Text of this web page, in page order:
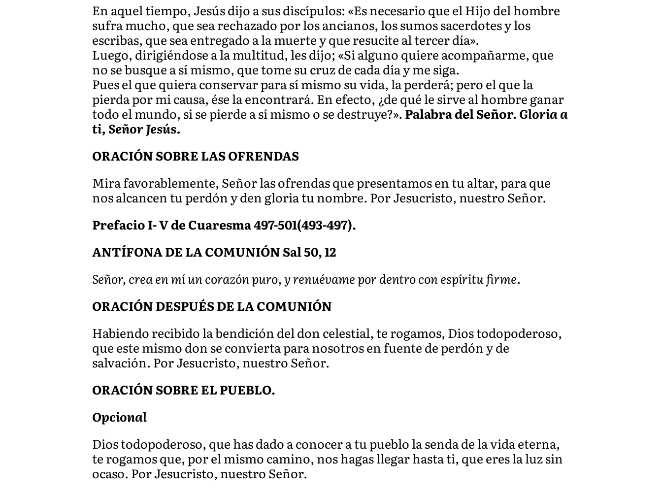
En aquel tiempo, Jesús dijo a sus discípulos: «Es necesario que el Hijo del hombre
sufra mucho, que sea rechazado por los ancianos, los sumos sacerdotes y los
escribas, que sea entregado a la muerte y que resucite al tercer día».
Luego, dirigiéndose a la multitud, les dijo; «Si alguno quiere acompañarme, que
no se busque a sí mismo, que tome su cruz de cada día y me siga.
Pues el que quiera conservar para sí mismo su vida, la perderá; pero el que la
pierda por mi causa, ése la encontrará. En efecto, ¿de qué le sirve al hombre ganar
todo el mundo, si se pierde a sí mismo o se destruye?». Palabra del Señor.Gloria a
ti, Señor Jesús.
ORACIÓN SOBRE LAS OFRENDAS
Mira favorablemente, Señor las ofrendas que presentamos en tu altar, para que
nos alcancen tu perdón y den gloria tu nombre. Por Jesucristo, nuestro Señor.
Prefacio I- V de Cuaresma 497-501(493-497).
ANTÍFONA DE LA COMUNIÓN Sal 50, 12
Señor, crea en mí un corazón puro, y renuévame por dentro con espíritu firme.
ORACIÓN DESPUÉS DE LA COMUNIÓN
Habiendo recibido la bendición del don celestial, te rogamos, Dios todopoderoso,
que este mismo don se convierta para nosotros en fuente de perdón y de
salvación. Por Jesucristo, nuestro Señor.
ORACIÓN SOBRE EL PUEBLO.
Opcional
Dios todopoderoso, que has dado a conocer a tu pueblo la senda de la vida eterna,
te rogamos que, por el mismo camino, nos hagas llegar hasta ti, que eres la luz sin
ocaso. Por Jesucristo, nuestro Señor.